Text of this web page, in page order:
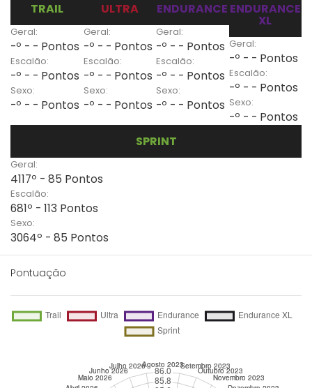
TRAIL
Geral:
-º - - Pontos
Escalão:
-º - - Pontos
Sexo:
-º - - Pontos
ULTRA
Geral:
-º - - Pontos
Escalão:
-º - - Pontos
Sexo:
-º - - Pontos
ENDURANCE
Geral:
-º - - Pontos
Escalão:
-º - - Pontos
Sexo:
-º - - Pontos
ENDURANCE
XL
Geral:
-º - - Pontos
Escalão:
-º - - Pontos
Sexo:
-º - - Pontos
SPRINT
Geral:
4117º - 85 Pontos
Escalão:
681º - 113 Pontos
Sexo:
3064º - 85 Pontos
Pontuação